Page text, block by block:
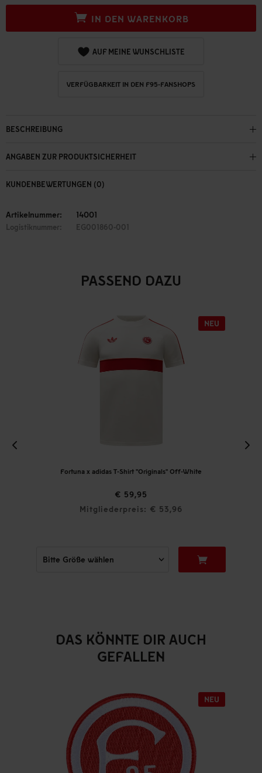
IN DEN WARENKORB
AUF MEINE WUNSCHLISTE
VERFÜGBARKEIT IN DEN F95-FANSHOPS
BESCHREIBUNG
ANGABEN ZUR PRODUKTSICHERHEIT
KUNDENBEWERTUNGEN (0)
Artikelnummer: 14001
Logistiknummer: EG001860-001
PASSEND DAZU
Fortuna x adidas T-Shirt "Originals" Off-White
€ 59,95
Mitgliederpreis: € 53,96
DAS KÖNNTE DIR AUCH
GEFALLEN